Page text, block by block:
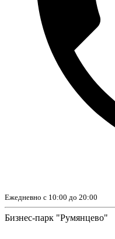
Ежедневно с 10:00 до 20:00
Бизнес-парк "Румянцево"